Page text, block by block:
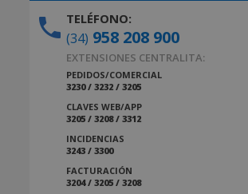
TELÉFONO:
(34) 958 208 900
EXTENSIONES CENTRALITA:
PEDIDOS/COMERCIAL
3230 / 3232 / 3205
CLAVES WEB/APP
3205 / 3208 / 3312
INCIDENCIAS
3243 / 3300
FACTURACIÓN
3204 / 3205 / 3208